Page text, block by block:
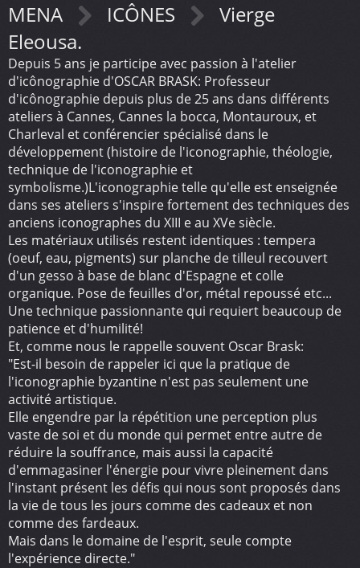
MENA ICÔNES
Vierge
Eleousa.
Depuis 5 ans je participe avec passion à l'atelier
d'icônographie d'OSCAR BRASK: Professeur
d'icônographie depuis plus de 25 ans dans différents
ateliers à Cannes, Cannes la bocca, Montauroux, et
Charleval et conférencier spécialisé dans le
développement (histoire de l'iconographie, théologie,
technique de l'iconographie et
symbolisme.)L'iconographie telle qu'elle est enseignée
dans ses ateliers s'inspire fortement des techniques des
anciens iconographes du XIII e au XVe siècle.
Les matériaux utilisés restent identiques : tempera
(oeuf, eau, pigments) sur planche de tilleul recouvert
d'un gesso à base de blanc d'Espagne et colle
organique. Pose de feuilles d'or, métal repoussé etc...
Une technique passionnante qui requiert beaucoup de
patience et d'humilité!
Et, comme nous le rappelle souvent Oscar Brask:
"Est-il besoin de rappeler ici que la pratique de
l'iconographie byzantine n'est pas seulement une
activité artistique.
Elle engendre par la répétition une perception plus
vaste de soi et du monde qui permet entre autre de
réduire la souffrance, mais aussi la capacité
d'emmagasiner l'énergie pour vivre pleinement dans
l'instant présent les défis qui nous sont proposés dans
la vie de tous les jours comme des cadeaux et non
comme des fardeaux.
Mais dans le domaine de l'esprit, seule compte
l'expérience directe."